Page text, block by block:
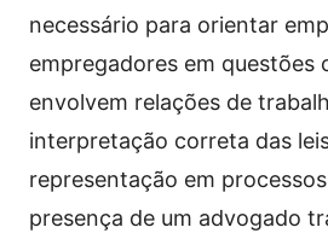
necessário para orientar
empregadores em questões
envolvem relações de
interpretação correta das
representação em
presença de um advogado